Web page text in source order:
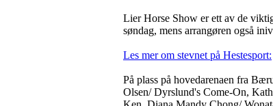
Lier Horse Show er ett av de
søndag, mens arrangøren også
Les mer om stevnet på Hestesport:
På plass på hovedarenaen fra
Olsen/ Dyrslund's Come-On,